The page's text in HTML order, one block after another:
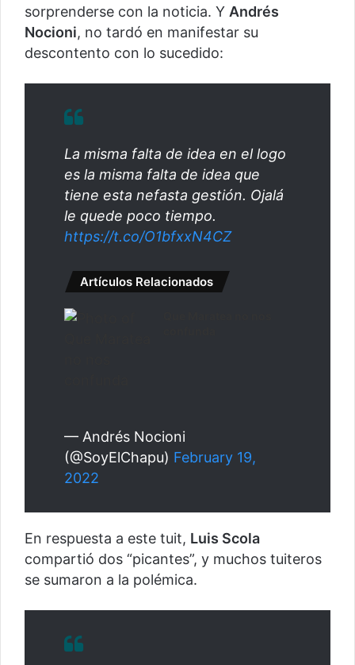
sorprenderse con la noticia. Y Andrés
Nocioni, no tardó en manifestar su
descontento con lo sucedido:
La misma falta de idea en el logo
es la misma falta de idea que
tiene esta nefasta gestión. Ojalá
le quede poco tiempo.
https://t.co/O1bfxxN4CZ
Artículos Relacionados
— Andrés Nocioni
(@SoyElChapu) February 19,
2022
En respuesta a este tuit, Luis Scola
compartió dos “picantes”, y muchos tuiteros
se sumaron a la polémica.